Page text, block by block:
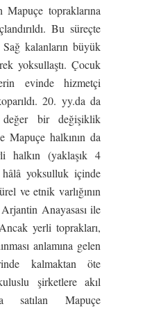
topraklarına
Bu süreçte
kalanların büyük
yoksullaştı. Çocuk
evinde hizmetçi
20. yy.da da
bir değişiklik
Mapuçe halkının da
halkın (yaklaşık 4
yoksulluk içinde
ve etnik varlığının
Anayasası ile
yerli toprakları,
anlamına gelen
kalmaktan öte
şirketlere akıl
satılan Mapuçe